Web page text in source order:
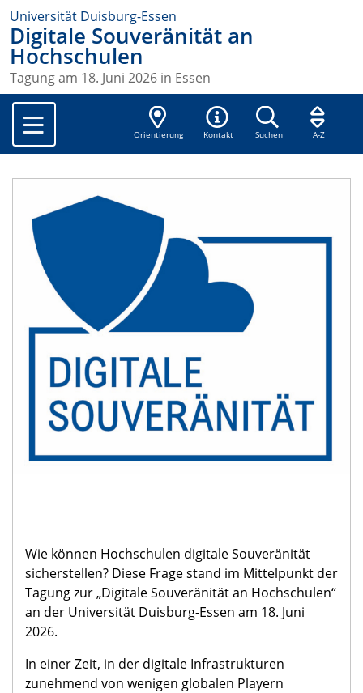
Universität Duisburg-Essen
Digitale Souveränität an
Hochschulen
Tagung am 18. Juni 2026 in Essen
Orientierung Kontakt Suchen A-Z
Wie können Hochschulen digitale Souveränität
sicherstellen? Diese Frage stand im Mittelpunkt der
Tagung zur „Digitale Souveränität an Hochschulen“
an der Universität Duisburg-Essen am 18. Juni
2026.
In einer Zeit, in der digitale Infrastrukturen
zunehmend von wenigen globalen Playern